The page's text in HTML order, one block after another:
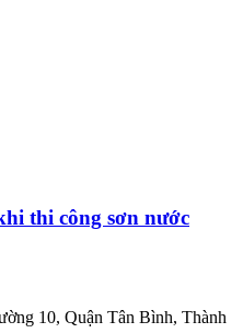
thi công sơn nước
10, Quận Tân Bình, Thành